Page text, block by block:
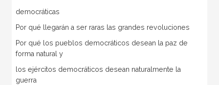
democráticas
Por qué llegarán a ser raras las grandes revoluciones
Por qué los pueblos democráticos desean la paz de
forma natural y
los ejércitos democráticos desean naturalmente la
guerra